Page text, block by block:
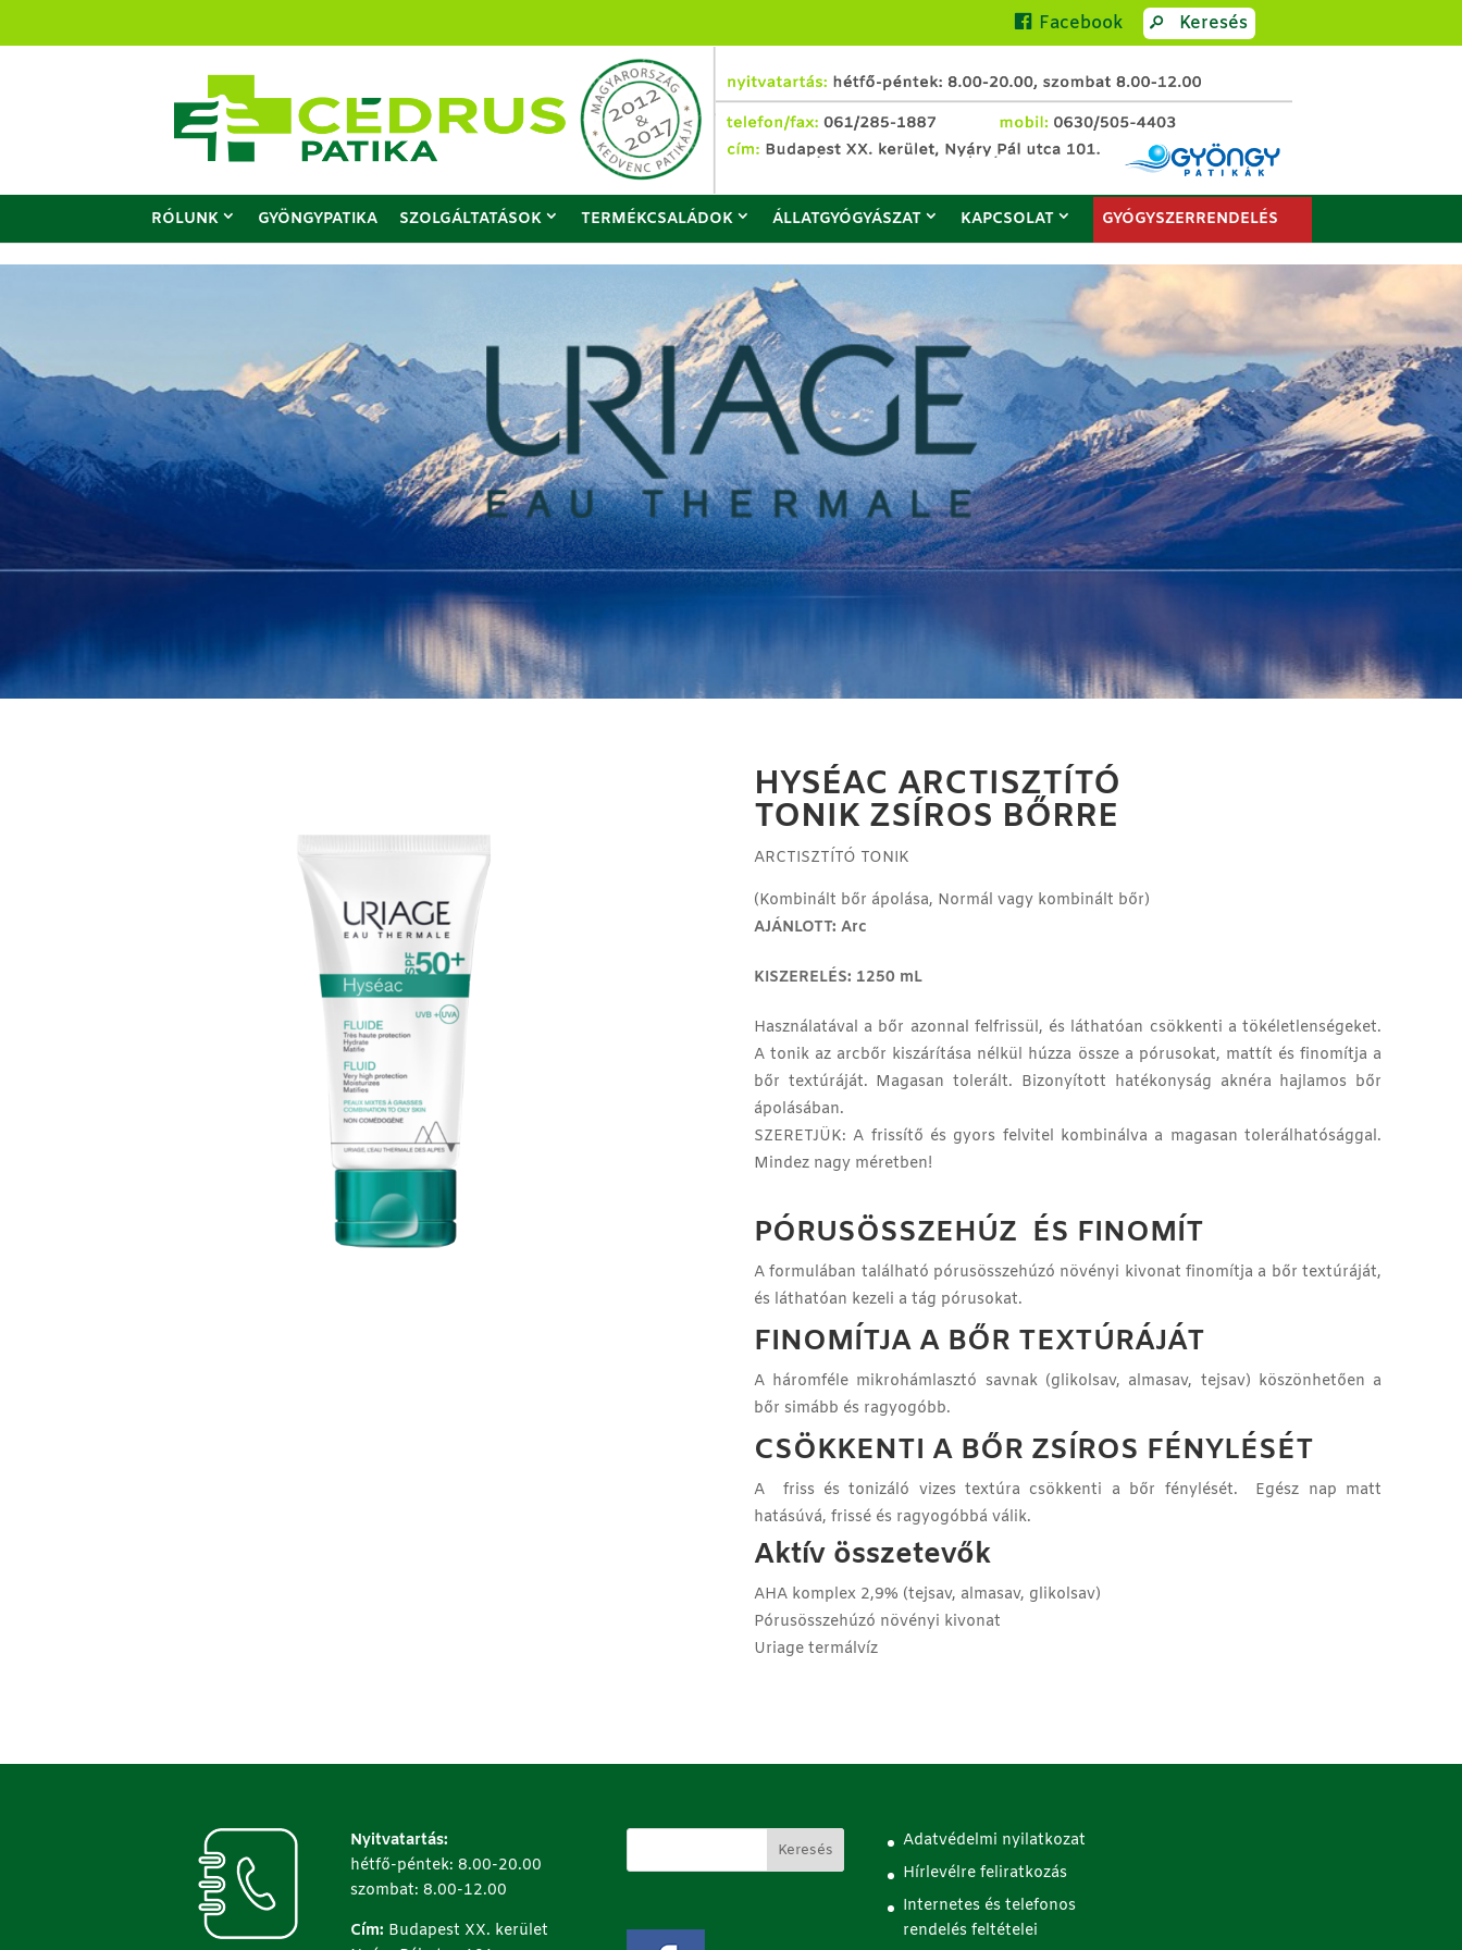
Facebook Keresés
RÓLUNK GYÖNGYPATIKA SZOLGÁLTATÁSOK TERMÉKCSALÁDOK ÁLLATGYÓGYÁSZAT KAPCSOLAT GYÓGYSZERRENDELÉS
HYSÉAC ARCTISZTÍTÓ
TONIK ZSÍROS BŐRRE
ARCTISZTÍTÓ TONIK
(Kombinált bőr ápolása, Normál vagy kombinált bőr)
AJÁNLOTT: Arc
KISZERELÉS: 1250 mL
Használatával a bőr azonnal felfrissül, és láthatóan csökkenti a tökéletlenségeket.
A tonik az arcbőr kiszárítása nélkül húzza össze a pórusokat, mattít és finomítja a
bőr textúráját. Magasan tolerált. Bizonyított hatékonyság aknéra hajlamos bőr
ápolásában.
SZERETJÜK: A frissítő és gyors felvitel kombinálva a magasan tolerálhatósággal.
Mindez nagy méretben!
PÓRUSÖSSZEHÚZ ÉS FINOMÍT
A formulában található pórusösszehúzó növényi kivonat finomítja a bőr textúráját,
és láthatóan kezeli a tág pórusokat.
FINOMÍTJA A BŐR TEXTÚRÁJÁT
A háromféle mikrohámlasztó savnak (glikolsav, almasav, tejsav) köszönhetően a
bőr simább és ragyogóbb.
CSÖKKENTI A BŐR ZSÍROS FÉNYLÉSÉT
A friss és tonizáló vizes textúra csökkenti a bőr fénylését. Egész nap matt
hatásúvá, frissé és ragyogóbbá válik.
Aktív összetevők
AHA komplex 2,9% (tejsav, almasav, glikolsav)
Pórusösszehúzó növényi kivonat
Uriage termálvíz
Nyitvatartás:
hétfő-péntek: 8.00-20.00
szombat: 8.00-12.00
Cím: Budapest XX. kerület
Adatvédelmi nyilatkozat
Hírlevélre feliratkozás
Internetes és telefonos
rendelés feltételei